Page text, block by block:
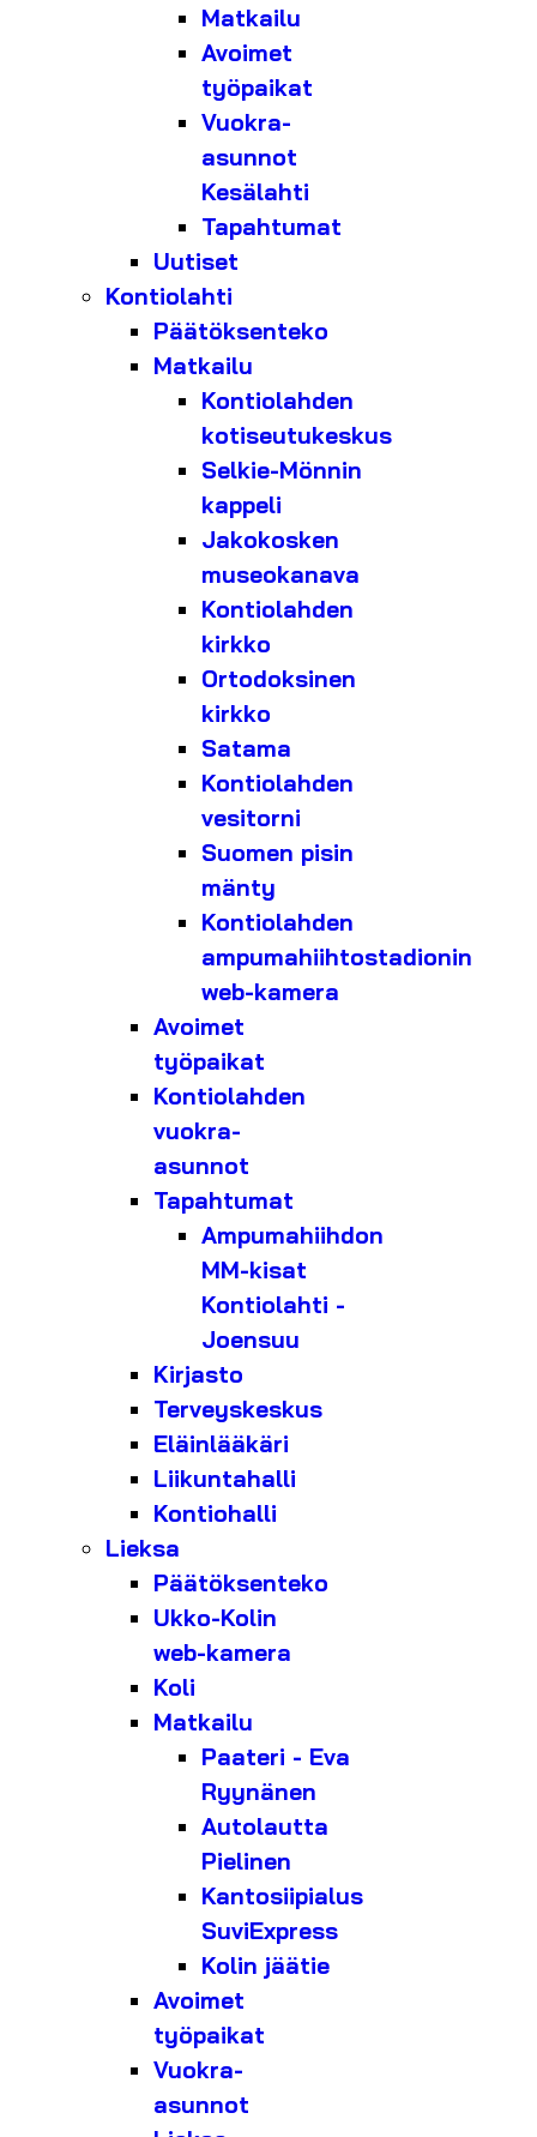
Matkailu
Avoimet
työpaikat
Vuokra-
asunnot
Kesälahti
Tapahtumat
Uutiset
Kontiolahti
Päätöksenteko
Matkailu
Kontiolahden
kotiseutukeskus
Selkie-Mönnin
kappeli
Jakokosken
museokanava
Kontiolahden
kirkko
Ortodoksinen
kirkko
Satama
Kontiolahden
vesitorni
Suomen pisin
mänty
Kontiolahden
ampumahiihtostadionin
web-kamera
Avoimet
työpaikat
Kontiolahden
vuokra-
asunnot
Tapahtumat
Ampumahiihdon
MM-kisat
Kontiolahti -
Joensuu
Kirjasto
Terveyskeskus
Eläinlääkäri
Liikuntahalli
Kontiohalli
Lieksa
Päätöksenteko
Ukko-Kolin
web-kamera
Koli
Matkailu
Paateri - Eva
Ryynänen
Autolautta
Pielinen
Kantosiipialus
SuviExpress
Kolin jäätie
Avoimet
työpaikat
Vuokra-
asunnot